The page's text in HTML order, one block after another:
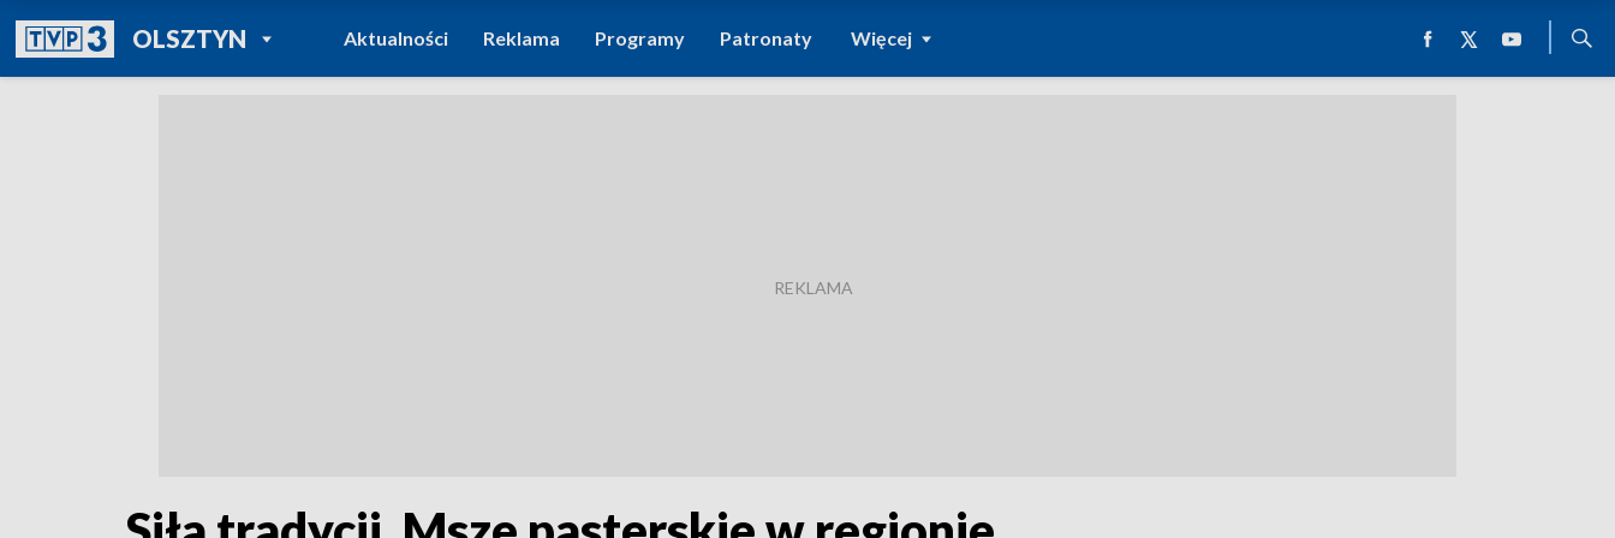
OLSZTYNPOWRÓT DO
TVP REGIONY
Aktualności Reklama Programy Patronaty Więcej